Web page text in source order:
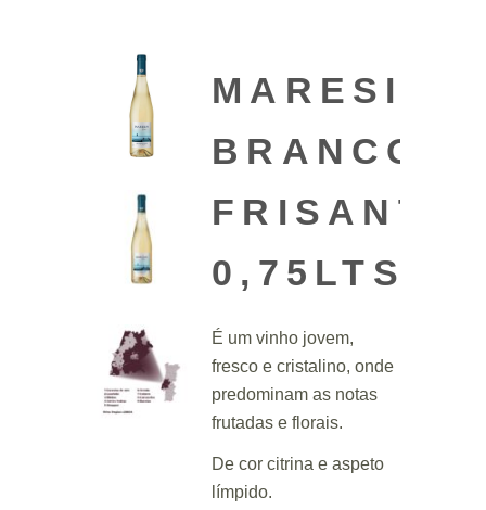
MARESIA
BRANCO
FRISANTE
0,75LTS
É um vinho jovem,
fresco e cristalino, onde
predominam as notas
frutadas e florais.
De cor citrina e aspeto
límpido.